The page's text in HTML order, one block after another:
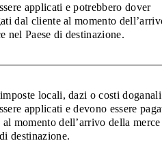
applicati e potrebbero dover
dal cliente al momento
nel Paese di destinazione.
locali, dazi o costi doganali
applicati e devono essere
momento dell’arrivo della merce
destinazione.